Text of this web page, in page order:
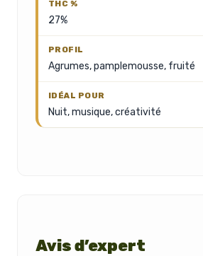
27%
Agrumes, pamplemousse, fruité
Nuit, musique, créativité
Avis d’expert